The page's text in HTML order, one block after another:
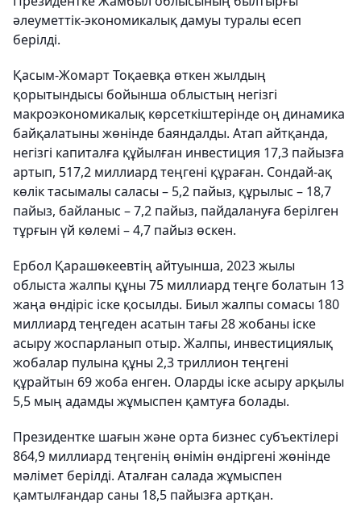
әлеуметтік-экономикалық дамуы туралы есеп
берілді.
Қасым-Жомарт Тоқаевқа өткен жылдың
қорытындысы бойынша облыстың негізгі
макроэкономикалық көрсеткіштерінде оң динамика
байқалатыны жөнінде баяндалды. Атап айтқанда,
негізгі капиталға құйылған инвестиция 17,3 пайызға
артып, 517,2 миллиард теңгені құраған. Сондай-ақ
көлік тасымалы саласы – 5,2 пайыз, құрылыс – 18,7
пайыз, байланыс – 7,2 пайыз, пайдалануға берілген
тұрғын үй көлемі – 4,7 пайыз өскен.
Ербол Қарашөкеевтің айтуынша, 2023 жылы
облыста жалпы құны 75 миллиард теңге болатын 13
жаңа өндіріс іске қосылды. Биыл жалпы сомасы 180
миллиард теңгеден асатын тағы 28 жобаны іске
асыру жоспарланып отыр. Жалпы, инвестициялық
жобалар пулына құны 2,3 триллион теңгені
құрайтын 69 жоба енген. Оларды іске асыру арқылы
5,5 мың адамды жұмыспен қамтуға болады.
Президентке шағын және орта бизнес субъектілері
864,9 миллиард теңгенің өнімін өндіргені жөнінде
мәлімет берілді. Аталған салада жұмыспен
қамтылғандар саны 18,5 пайызға артқан.